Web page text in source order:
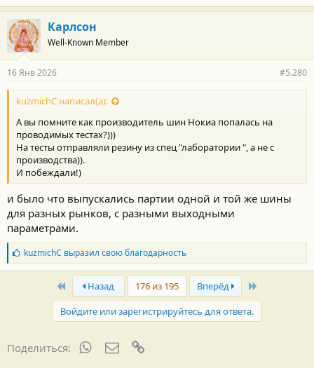
Карлсон
Well-Known Member
16 Янв 2026 #5.280
kuzmichC написал(а):
А вы помните как производитель шин Нокиа попалась на
проводимых тестах?)))
На тесты отправляли резину из спец "лаборатории ", а не с
производства)).
И побеждали!)
и было что выпускались партии одной и той же шины
для разных рынков, с разными выходными
параметрами.
Б
л
а
о
kuzmichC выразил свою благодарность
First Назад 176 из 195 Вперёд
Войдите или зарегистрируйтесь для ответа.
Поделиться: WhatsAppЭлектронная почта